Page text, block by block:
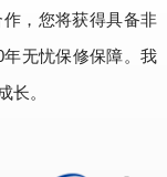
，您将获得具备非
无忧保修保障。我
长。